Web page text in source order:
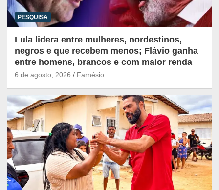
PESQUISA
Lula lidera entre mulheres, nordestinos,
negros e que recebem menos; Flávio ganha
entre homens, brancos e com maior renda
6 de agosto, 2026 Farnésio